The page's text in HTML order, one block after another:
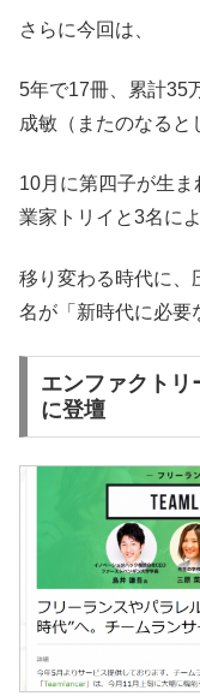
さらに今回は、
5年で17冊、累計35
成敏（またのなると
10月に第四子が生
業家トリイと3名に
移り変わる時代に、
名が「新時代に必要
エンファクトリ
に登壇